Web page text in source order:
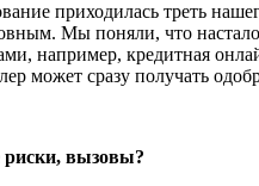
приходилась треть
Мы поняли, что
например, кредитная
может сразу получать
вызовы?